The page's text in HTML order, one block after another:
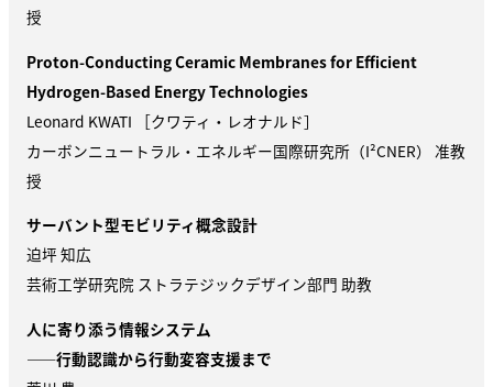
授
Proton-Conducting Ceramic Membranes for Efficient
Hydrogen-Based Energy Technologies
Leonard KWATI ［クワティ・レオナルド］
カーボンニュートラル・エネルギー国際研究所（I²CNER） 准教
授
サーバント型モビリティ概念設計
迫坪 知広
芸術工学研究院 ストラテジックデザイン部門 助教
人に寄り添う情報システム
——行動認識から行動変容支援まで